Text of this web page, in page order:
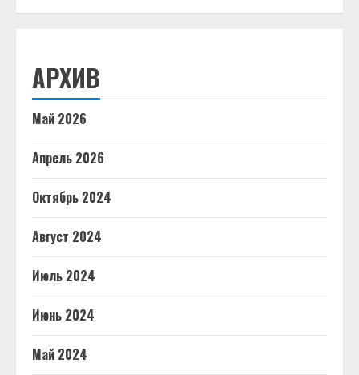
АРХИВ
Май 2026
Апрель 2026
Октябрь 2024
Август 2024
Июль 2024
Июнь 2024
Май 2024